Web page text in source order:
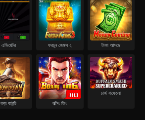
এভিয়েটর ফরচুন জেমস ২ টাকা আসছে
বন্য বাউন্টি
বক্সিং কিং
চার্জ বাফেলো